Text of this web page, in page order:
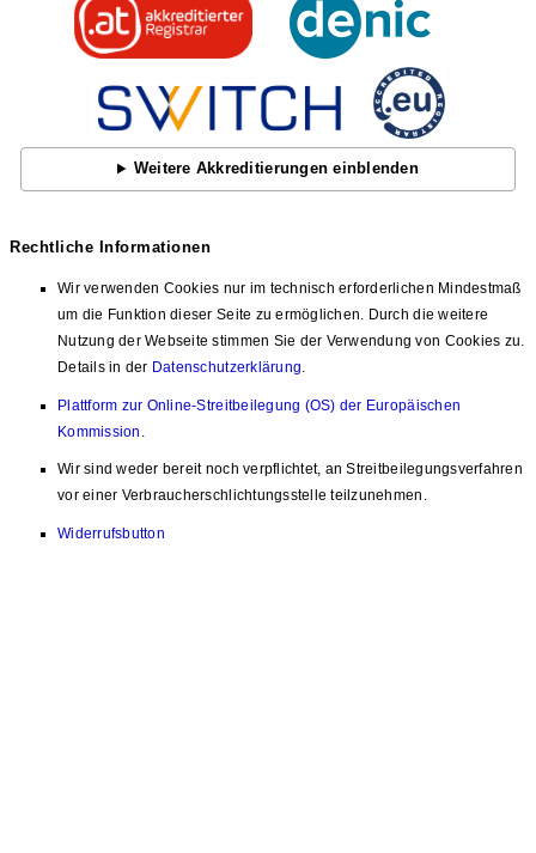
Weitere Akkreditierungen einblenden
Rechtliche Informationen
Wir verwenden Cookies nur im technisch erforderlichen Mindestmaß
um die Funktion dieser Seite zu ermöglichen. Durch die weitere
Nutzung der Webseite stimmen Sie der Verwendung von Cookies zu.
Details in der Datenschutzerklärung.
Plattform zur Online-Streitbeilegung (OS) der Europäischen
Kommission
Wir sind weder bereit noch verpflichtet, an Streitbeilegungsverfahren
vor einer Verbraucherschlichtungsstelle teilzunehmen.
Widerrufsbutton